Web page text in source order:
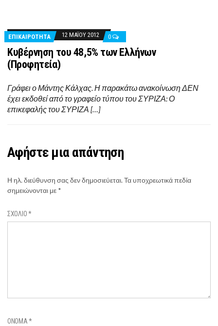
ΕΠΙΚΑΙΡΟΤΗΤΑ 12 ΜΑΪ́ΟΥ 2012 0
Κυβέρνηση του 48,5% των Ελλήνων
(Προφητεία)
Γράφει ο Μάντης Κάλχας. Η παρακάτω ανακοίνωση ΔΕΝ
έχει εκδοθεί από το γραφείο τύπου του ΣΥΡΙΖΑ: Ο
επικεφαλής του ΣΥΡΙΖΑ […]
Αφήστε μια απάντηση
Η ηλ. διεύθυνση σας δεν δημοσιεύεται.Τα υποχρεωτικά πεδία
σημειώνονται με *
ΣΧΌΛΙΟ*
ΌΝΟΜΑ*